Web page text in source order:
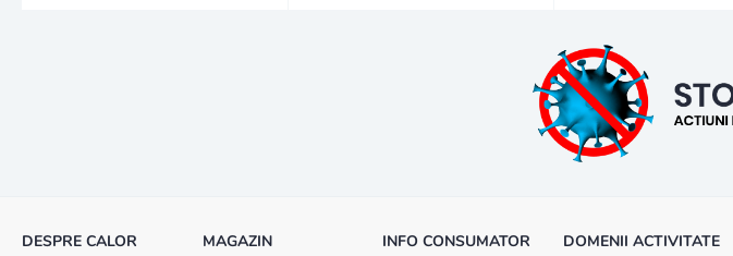
DESPRE CALOR MAGAZIN INFO CONSUMATOR DOMENII ACTIVITATE